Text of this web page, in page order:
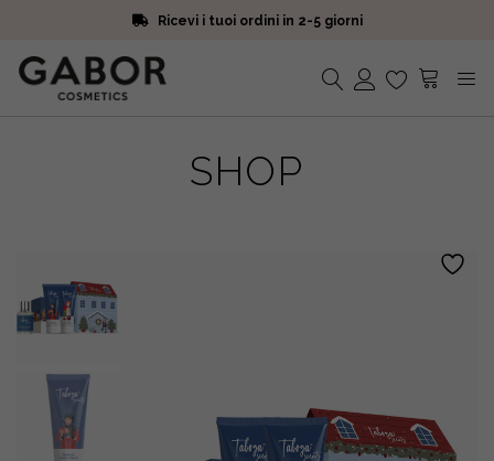
Ricevi i tuoi ordini in 2-5 giorni
Iscriviti alla Newsletter. 15% di sconto e spedizione gratuita
Ricevi i tuoi ordini in 2-5 giorni
SHOP